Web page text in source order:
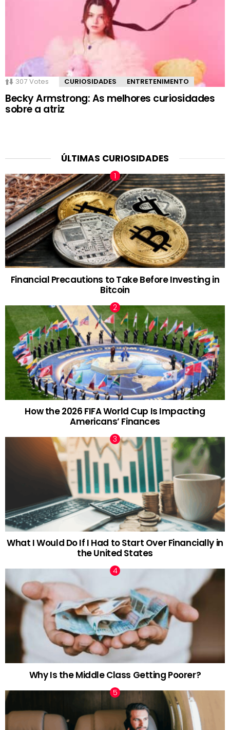
307 Votes CURIOSIDADES ENTRETENIMENTO
Becky Armstrong: As melhores curiosidades
sobre a atriz
ÚLTIMAS CURIOSIDADES
Financial Precautions to Take Before Investing in
Bitcoin
How the 2026 FIFA World Cup Is Impacting
Americans’ Finances
What I Would Do If I Had to Start Over Financially in
the United States
Why Is the Middle Class Getting Poorer?